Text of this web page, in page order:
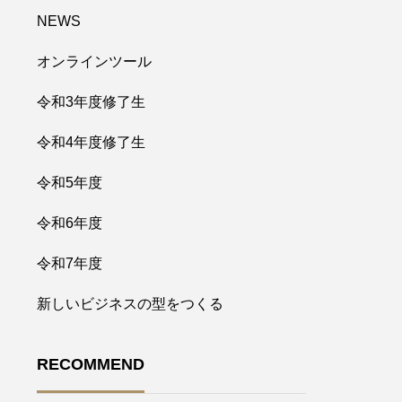
NEWS
オンラインツール
令和3年度修了生
令和4年度修了生
令和5年度
令和6年度
令和7年度
新しいビジネスの型をつくる
RECOMMEND